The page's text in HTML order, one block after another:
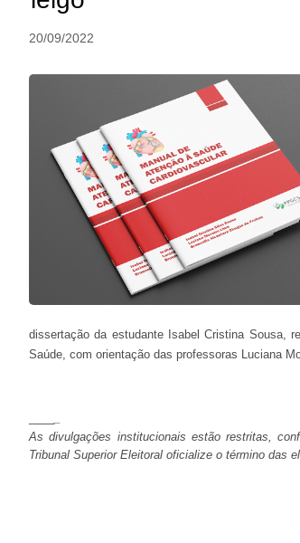
20/09/2022
dissertação da estudante Isabel Cristina Sousa,
Saúde, com orientação das professoras Luciana
As divulgações institucionais estão restritas,
Tribunal Superior Eleitoral oficialize o término das